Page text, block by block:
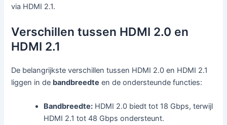
via HDMI 2.1.
Verschillen tussen HDMI 2.0 en
HDMI 2.1
De belangrijkste verschillen tussen HDMI 2.0 en HDMI 2.1
liggen in de bandbreedte en de ondersteunde functies:
Bandbreedte: HDMI 2.0 biedt tot 18 Gbps, terwijl
HDMI 2.1 tot 48 Gbps ondersteunt.